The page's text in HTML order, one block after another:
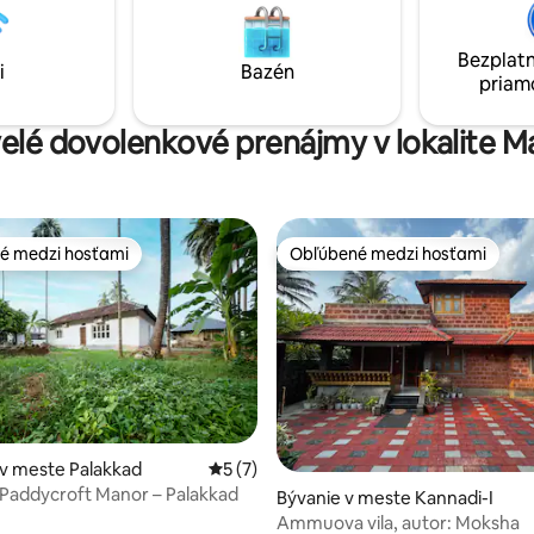
vzrušujúci zážitok z cestovania.
sa nachádza vo vzdialenosti 4
križovatky Palakkad a
Coimbatore Intnl. .
stromami, vychutnajte si
si objednajte jedlo cez Swiggy/
Len 7 km od Palakkadu je to
letné útočisko! Nonstop
Bazén
dovolenkové prenájmy v lokalite
medzi hosťami
medzi hosťami
meste Palakkad Priemerné ohodnotenie 5 z 5, počet
5 (7)
Manor – Palakkad
Obľúbené medzi hosťami
Obľúbené medzi hosťami
Bývanie v meste Kannadi-I
Ammuova vila, autor: Moksha